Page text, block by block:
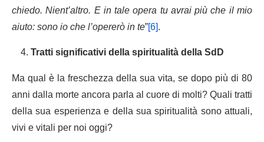
chiedo. Nient’altro. E in tale opera tu avrai più che il mio
aiuto: sono io che l’opererò in te”[6].
Tratti significativi della spiritualità della SdD
Ma qual è la freschezza della sua vita, se dopo più di 80
anni dalla morte ancora parla al cuore di molti? Quali tratti
della sua esperienza e della sua spiritualità sono attuali,
vivi e vitali per noi oggi?